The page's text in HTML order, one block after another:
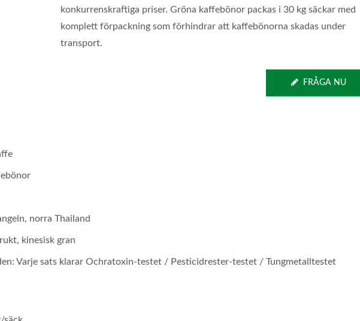
konkurrenskraftiga priser. Gröna kaffebönor packas i 30 kg säckar med
komplett förpackning som förhindrar att kaffebönorna skadas under
transport.
FRÅGA NU
norra Thailand
kinesisk gran
Varje sats klarar Ochratoxin-testet / Pesticidrester-testet / Tungmetalltestet